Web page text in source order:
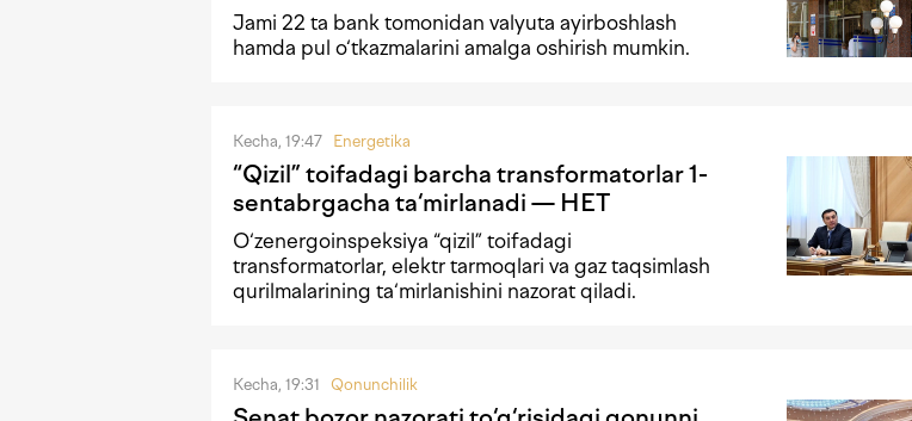
Jami 22 ta bank tomonidan valyuta ayirboshlash
hamda pul o‘tkazmalarini amalga oshirish mumkin.
Kecha, 19:47 Energetika
“Qizil” toifadagi barcha transformatorlar 1-
sentabrgacha ta‘mirlanadi — HET
O‘zenergoinspeksiya “qizil” toifadagi
transformatorlar, elektr tarmoqlari va gaz taqsimlash
qurilmalarining ta‘mirlanishini nazorat qiladi.
Kecha, 19:31 Qonunchilik